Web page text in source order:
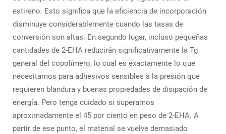
estireno. Esto significa que la eficiencia de incorporación
disminuye considerablemente cuando las tasas de
conversión son altas. En segundo lugar, incluso pequeñas
cantidades de 2-EHA reducirán significativamente la Tg
general del copolímero, lo cual es exactamente lo que
necesitamos para adhesivos sensibles a la presión que
requieren blandura y buenas propiedades de disipación de
energía. Pero tenga cuidado si superamos
aproximadamente el 45 por ciento en peso de 2-EHA. A
partir de ese punto, el material se vuelve demasiado